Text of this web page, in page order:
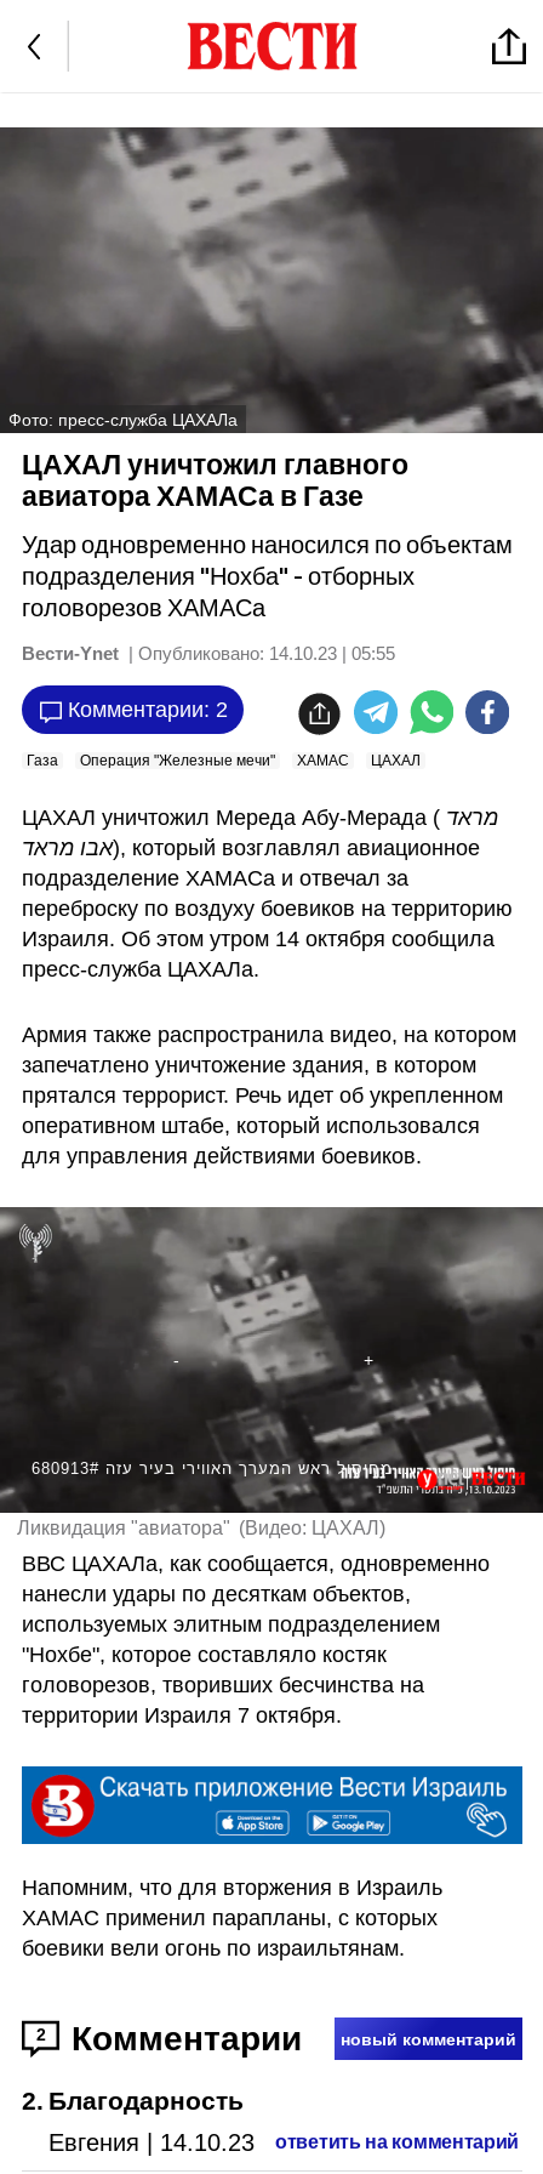
Фото: пресс-служба ЦАХАЛа
ЦАХАЛ уничтожил главного
авиатора ХАМАСа в Газе
Удар одновременно наносился по объектам
подразделения "Нохба" - отборных
головорезов ХАМАСа
Вести-Ynet | Опубликовано: 14.10.23 | 05:55
Комментарии: 2
Газа Операция "Железные мечи" ХАМАС ЦАХАЛ
ЦАХАЛ уничтожил Мереда Абу-Мерада (מראד
אבו מראד), который возглавлял авиационное
подразделение ХАМАСа и отвечал за
переброску по воздуху боевиков на территорию
Израиля. Об этом утром 14 октября сообщила
пресс-служба ЦАХАЛа.
Армия также распространила видео, на котором
запечатлено уничтожение здания, в котором
прятался террорист. Речь идет об укрепленном
оперативном штабе, который использовался
для управления действиями боевиков.
680913# תיעוד מחיסול ראש המערך האווירי בעיר עזה
Ликвидация "авиатора" (Видео: ЦАХАЛ)
ВВС ЦАХАЛа, как сообщается, одновременно
нанесли удары по десяткам объектов,
используемых элитным подразделением
"Нохбе", которое составляло костяк
головорезов, творивших бесчинства на
территории Израиля 7 октября.
Напомним, что для вторжения в Израиль
ХАМАС применил парапланы, с которых
боевики вели огонь по израильтянам.
2 Комментарии новый комментарий
2. Благодарность
Евгения 14.10.23 ответить на комментарий